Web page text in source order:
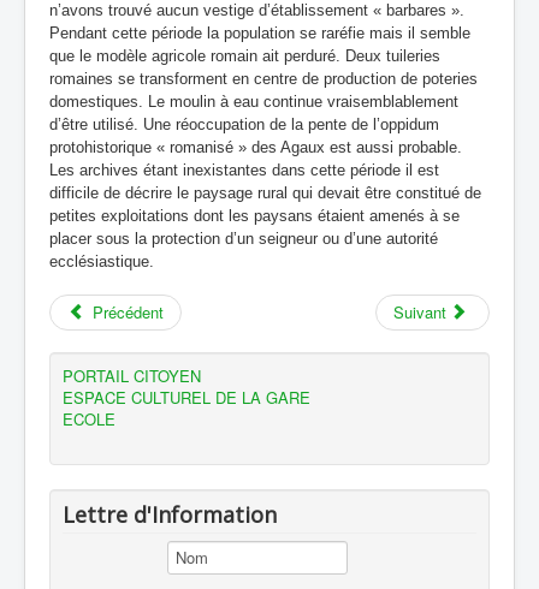
Vous êtes ici : Accueil Découverte
L'histoire
L’antiquité (de la conquête romaine à la chute de l’empire
romain)
n’avons trouvé aucun vestige d’établissement « barbares ».
Pendant cette période la population se raréfie mais il semble
que le modèle agricole romain ait perduré. Deux tuileries
romaines se transforment en centre de production de poteries
domestiques. Le moulin à eau continue vraisemblablement
d’être utilisé. Une réoccupation de la pente de l’oppidum
protohistorique « romanisé » des Agaux est aussi probable.
Les archives étant inexistantes dans cette période il est
difficile de décrire le paysage rural qui devait être constitué de
petites exploitations dont les paysans étaient amenés à se
placer sous la protection d’un seigneur ou d’une autorité
ecclésiastique.
Précédent Suivant
PORTAIL CITOYEN
ESPACE CULTUREL DE LA GARE
ECOLE
Lettre d'Information